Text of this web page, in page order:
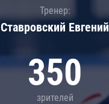
Тренер:
Ставровский Евгений
350
зрителей